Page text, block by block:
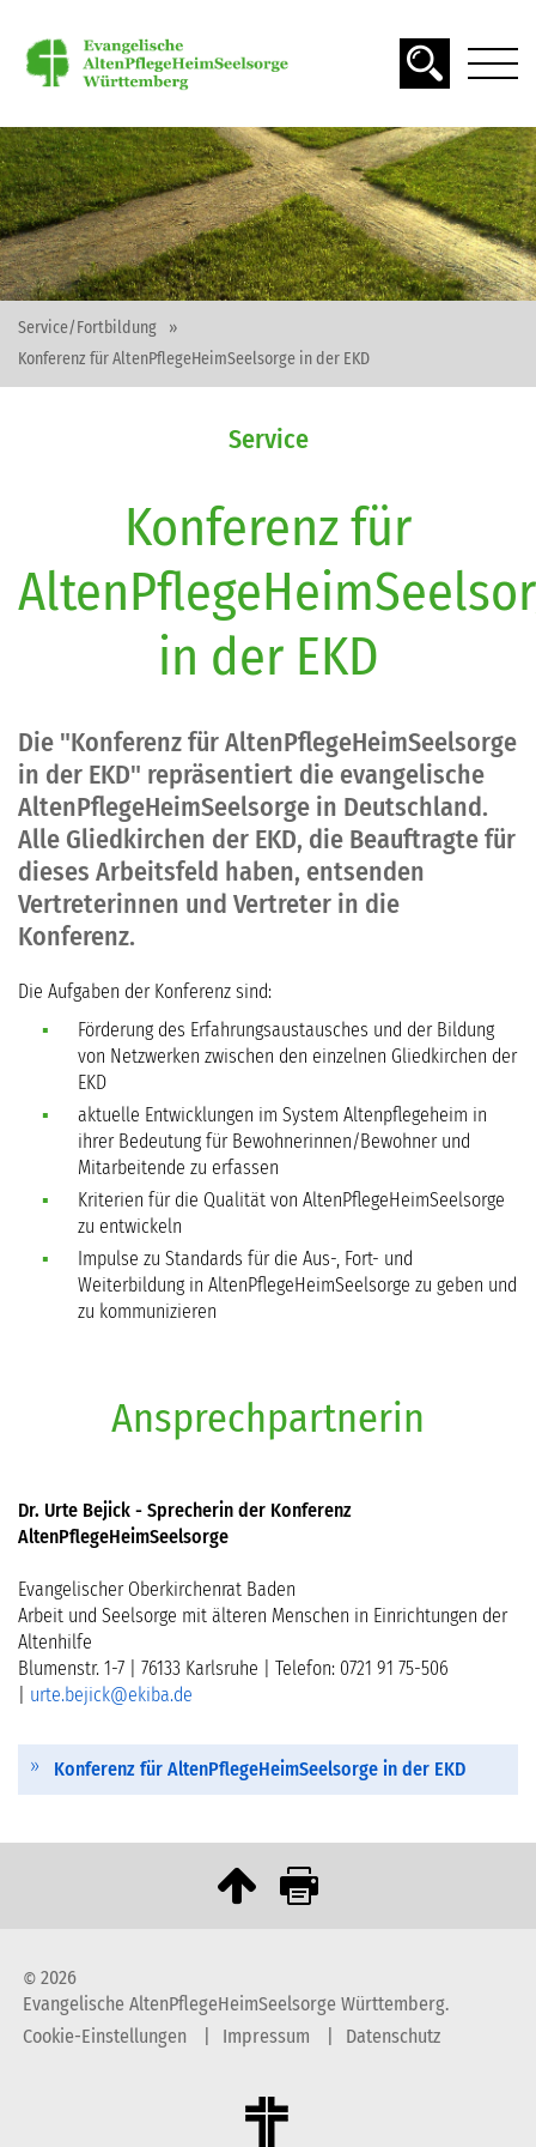
DAS ALTER
SPIRITUALITÄT
SEELSORGE
MATERIAL FINDEN
SERVICE
Service/Fortbildung
Konferenz für AltenPflegeHeimSeelsorge in der EKD
Service
Konferenz für
in der EKD
Die "Konferenz für AltenPflegeHeimSeelsorge
in der EKD" repräsentiert die evangelische
AltenPflegeHeimSeelsorge in Deutschland.
Alle Gliedkirchen der EKD, die Beauftragte für
dieses Arbeitsfeld haben, entsenden
Vertreterinnen und Vertreter in die
Konferenz.
Die Aufgaben der Konferenz sind:
Förderung des Erfahrungsaustausches und der Bildung
von Netzwerken zwischen den einzelnen Gliedkirchen der
EKD
aktuelle Entwicklungen im System Altenpflegeheim in
ihrer Bedeutung für Bewohnerinnen/Bewohner und
Mitarbeitende zu erfassen
Kriterien für die Qualität von AltenPflegeHeimSeelsorge
zu entwickeln
Impulse zu Standards für die Aus-, Fort- und
Weiterbildung in AltenPflegeHeimSeelsorge zu geben und
zu kommunizieren
Ansprechpartnerin
Dr. Urte Bejick - Sprecherin der Konferenz
AltenPflegeHeimSeelsorge
Evangelischer Oberkirchenrat Baden
Arbeit und Seelsorge mit älteren Menschen in Einrichtungen der
Altenhilfe
Blumenstr. 1-7 | 76133 Karlsruhe | Telefon: 0721 91 75-506
urte.bejick@ekiba.de
Konferenz für AltenPflegeHeimSeelsorge in der EKD
© 2026
Evangelische AltenPflegeHeimSeelsorge Württemberg.
Cookie-Einstellungen
Impressum Datenschutz